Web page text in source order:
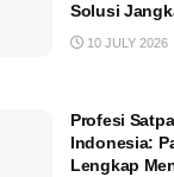
Solusi
10 JULY 2026
Profesi
Indonesia:
Lengkap